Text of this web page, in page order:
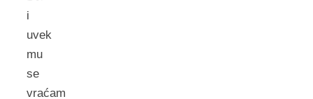
i
uvek
mu
se
vraćam